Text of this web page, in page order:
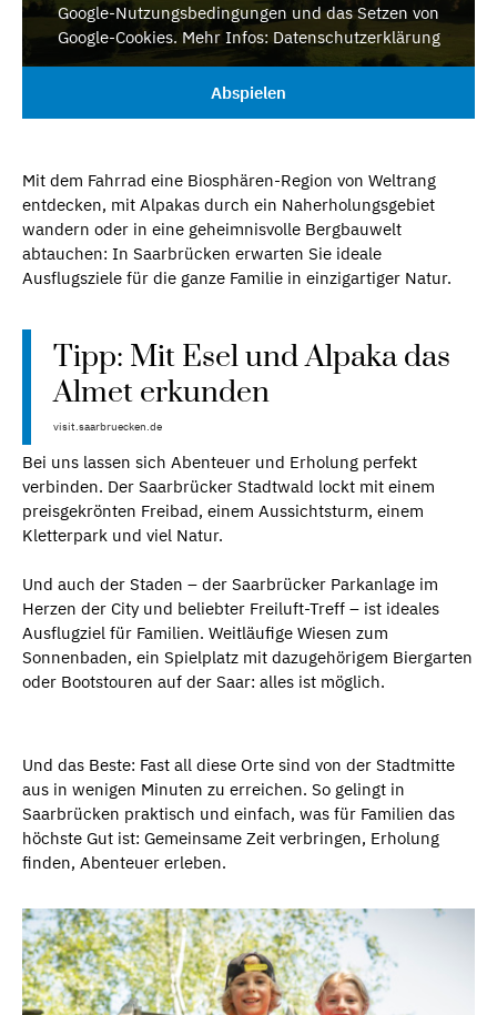
Google-Nutzungsbedingungen und das Setzen von
Google-Cookies. Mehr Infos: Datenschutzerklärung
Abspielen
Mit dem Fahrrad eine Biosphären-Region von Weltrang
entdecken, mit Alpakas durch ein Naherholungsgebiet
wandern oder in eine geheimnisvolle Bergbauwelt
abtauchen: In Saarbrücken erwarten Sie ideale
Ausflugsziele für die ganze Familie in einzigartiger Natur.
Tipp: Mit Esel und Alpaka das
Almet erkunden
visit.saarbruecken.de
Bei uns lassen sich Abenteuer und Erholung perfekt
verbinden. Der Saarbrücker Stadtwald lockt mit einem
preisgekrönten Freibad, einem Aussichtsturm, einem
Kletterpark und viel Natur.
Und auch der Staden – der Saarbrücker Parkanlage im
Herzen der City und beliebter Freiluft-Treff – ist ideales
Ausflugziel für Familien. Weitläufige Wiesen zum
Sonnenbaden, ein Spielplatz mit dazugehörigem Biergarten
oder Bootstouren auf der Saar: alles ist möglich.
Und das Beste: Fast all diese Orte sind von der Stadtmitte
aus in wenigen Minuten zu erreichen. So gelingt in
Saarbrücken praktisch und einfach, was für Familien das
höchste Gut ist: Gemeinsame Zeit verbringen, Erholung
finden, Abenteuer erleben.